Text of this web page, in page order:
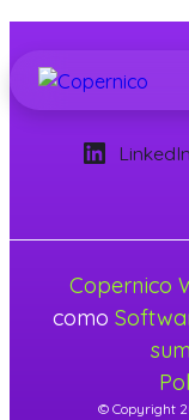
LinkedIn
Copernico
como
© Copyright